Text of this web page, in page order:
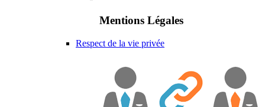
Mentions Légales
Respect de la vie privée